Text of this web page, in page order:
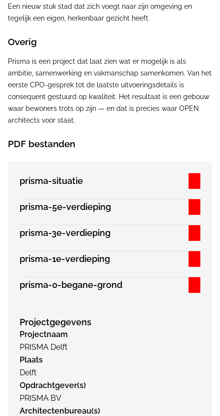
Een nieuw stuk stad dat zich voegt naar zijn omgeving en
tegelijk een eigen, herkenbaar gezicht heeft.
Overig
Prisma is een project dat laat zien wat er mogelijk is als
ambitie, samenwerking en vakmanschap samenkomen. Van het
eerste CPO-gesprek tot de laatste uitvoeringsdetails is
consequent gestuurd op kwaliteit. Het resultaat is een gebouw
waar bewoners trots op zijn — en dat is precies waar OPEN
architects voor staat.
PDF bestanden
prisma-situatie
prisma-5e-verdieping
prisma-3e-verdieping
prisma-1e-verdieping
prisma-0-begane-grond
Projectgegevens
Projectnaam
PRISMA Delft
Plaats
Delft
Opdrachtgever(s)
PRISMA BV
Architectenbureau(s)